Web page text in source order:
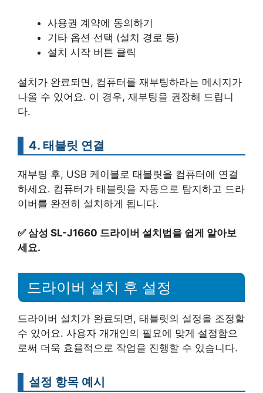
사용권 계약에 동의하기
기타 옵션 선택 (설치 경로 등)
설치 시작 버튼 클릭
설치가 완료되면, 컴퓨터를 재부팅하라는 메시지가
나올 수 있어요. 이 경우, 재부팅을 권장해 드립니
다.
4. 태블릿 연결
재부팅 후, USB 케이블로 태블릿을 컴퓨터에 연결
하세요. 컴퓨터가 태블릿을 자동으로 탐지하고 드라
이버를 완전히 설치하게 됩니다.
✅삼성 SL-J1660 드라이버 설치법을 쉽게 알아보
세요.
드라이버 설치 후 설정
드라이버 설치가 완료되면, 태블릿의 설정을 조정할
수 있어요. 사용자 개개인의 필요에 맞게 설정함으
로써 더욱 효율적으로 작업을 진행할 수 있습니다.
설정 항목 예시